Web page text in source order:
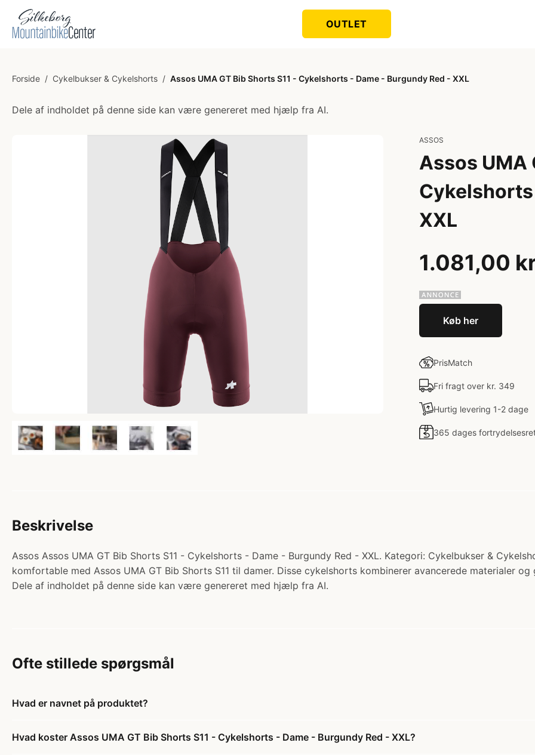
OUTLET
Forside / Cykelbukser & Cykelshorts / Assos UMA GT Bib Shorts S11 - Cykelshorts - Dame - Burgundy Red - XXL
Dele af indholdet på denne side kan være genereret med hjælp fra AI.
ASSOS
Assos UMA
Cykelshorts
XXL
1.081,00
Køb her
PrisMatch
Fri fragt over kr. 349
Hurtig levering 1-2 dage
365 dages
Beskrivelse
Assos Assos UMA GT Bib Shorts S11 - Cykelshorts - Dame - Burgundy Red - XXL. Kategori: Cykelbukser &
komfortable med Assos UMA GT Bib Shorts S11 til damer. Disse cykelshorts kombinerer avancerede materialer og
Dele af indholdet på denne side kan være genereret med hjælp fra AI.
Ofte stillede spørgsmål
Hvad er navnet på produktet?
Hvad koster Assos UMA GT Bib Shorts S11 - Cykelshorts - Dame - Burgundy Red - XXL?